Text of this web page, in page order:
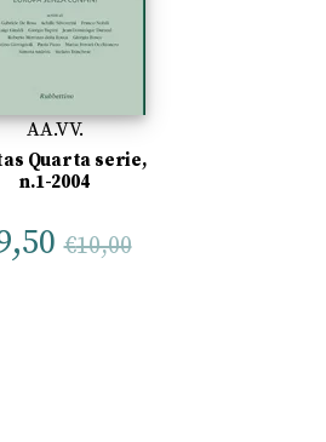
AA.VV.
Quarta serie,
n.1-2004
€10,00